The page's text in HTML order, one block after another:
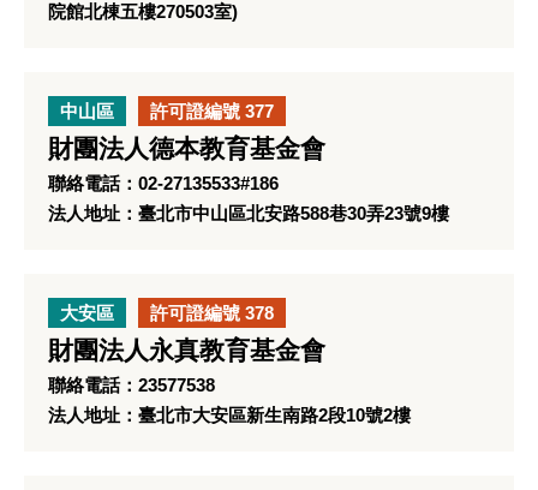
院館北棟五樓270503室)
中山區 許可證編號 377
財團法人德本教育基金會
聯絡電話：02-27135533#186
法人地址：臺北市中山區北安路588巷30弄23號9樓
大安區 許可證編號 378
財團法人永真教育基金會
聯絡電話：23577538
法人地址：臺北市大安區新生南路2段10號2樓